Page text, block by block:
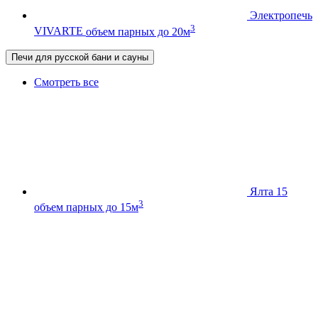
Электропечь
VIVARTE объем парных до 20м3
Печи для русской бани и сауны
Смотреть все
Ялта 15
объем парных до 15м3